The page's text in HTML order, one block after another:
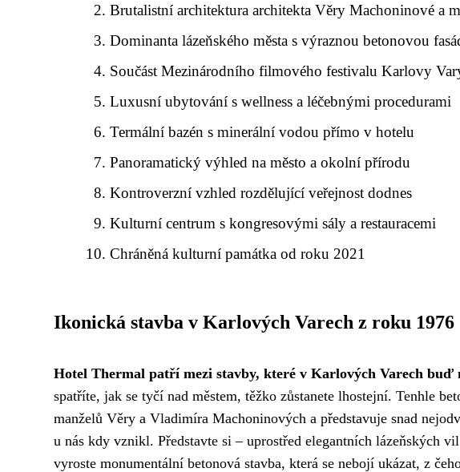
Brutalistní architektura architekta Věry Machoninové a
Dominanta lázeňského města s výraznou betonovou
Součást Mezinárodního filmového festivalu Karlovy
Luxusní ubytování s wellness a léčebnými procedurami
Termální bazén s minerální vodou přímo v hotelu
Panoramatický výhled na město a okolní přírodu
Kontroverzní vzhled rozdělující veřejnost dodnes
Kulturní centrum s kongresovými sály a restauracemi
Chráněná kulturní památka od roku 2021
Ikonická stavba v Karlových Varech z roku 1976
Hotel Thermal patří mezi stavby, které v Karlových Varech buď
spatříte, jak se tyčí nad městem, těžko zůstanete lhostejní. Tenhle
manželů Věry a Vladimíra Machoninových a představuje snad
u nás kdy vznikl. Představte si – uprostřed elegantních lázeňských
vyroste monumentální betonová stavba, která se nebojí ukázat, z